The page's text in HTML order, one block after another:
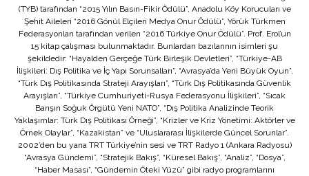
(TYB) tarafından “2015 Yılın Basın-Fikir Ödülü”, Anadolu Köy Korucuları ve
Şehit Aileleri “2016 Gönül Elçileri Medya Onur Ödülü”, Yörük Türkmen
Federasyonları tarafından verilen “2016 Türkiye Onur Ödülü”. Prof. Erol’un
15 kitap çalışması bulunmaktadır. Bunlardan bazılarının isimleri şu
şekildedir: “Hayalden Gerçeğe Türk Birleşik Devletleri”, “Türkiye-AB
İlişkileri: Dış Politika ve İç Yapı Sorunsalları”, “Avrasya’da Yeni Büyük Oyun”,
“Türk Dış Politikasında Strateji Arayışları”, “Türk Dış Politikasında Güvenlik
Arayışları”, “Türkiye Cumhuriyeti-Rusya Federasyonu İlişkileri”, “Sıcak
Barışın Soğuk Örgütü Yeni NATO”, “Dış Politika Analizinde Teorik
Yaklaşımlar: Türk Dış Politikası Örneği”, “Krizler ve Kriz Yönetimi: Aktörler ve
Örnek Olaylar”, “Kazakistan” ve “Uluslararası İlişkilerde Güncel Sorunlar”.
2002’den bu yana TRT Türkiye’nin sesi ve TRT Radyo 1 (Ankara Radyosu)
“Avrasya Gündemi”, “Stratejik Bakış”, “Küresel Bakış”, “Analiz”, “Dosya”,
“Haber Masası”, “Gündemin Öteki Yüzü” gibi radyo programlarını